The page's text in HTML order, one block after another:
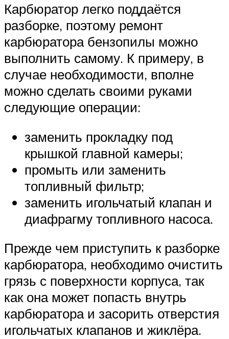
Карбюратор легко поддаётся
разборке, поэтому ремонт
карбюратора бензопилы можно
выполнить самому. К примеру, в
случае необходимости, вполне
можно сделать своими руками
следующие операции:
заменить прокладку под
крышкой главной камеры;
промыть или заменить
топливный фильтр;
заменить игольчатый клапан и
диафрагму топливного насоса.
Прежде чем приступить к разборке
карбюратора, необходимо очистить
грязь с поверхности корпуса, так
как она может попасть внутрь
карбюратора и засорить отверстия
игольчатых клапанов и жиклёра.